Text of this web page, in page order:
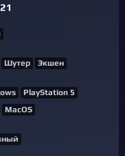
Шутер Экшен
PlayStation 5
MacOS